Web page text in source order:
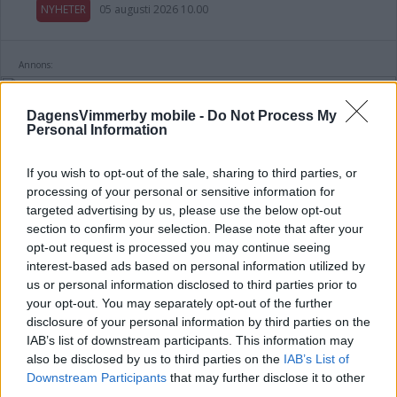
DagensVimmerby mobile - Do Not Process My
Personal Information
If you wish to opt-out of the sale, sharing to third parties, or
processing of your personal or sensitive information for
targeted advertising by us, please use the below opt-out
section to confirm your selection. Please note that after your
opt-out request is processed you may continue seeing
interest-based ads based on personal information utilized by
us or personal information disclosed to third parties prior to
your opt-out. You may separately opt-out of the further
disclosure of your personal information by third parties on the
IAB’s list of downstream participants. This information may
also be disclosed by us to third parties on the IAB’s List of
Downstream Participants that may further disclose it to other
NYHETER 05 augusti 2026 10.00
Annons:
stängs av under
rallyfesten
NYHETER
Vimmerby Camping firar 75-årsjubileum
– så blir festerna
NYHETER 04 augusti 2026 18.00